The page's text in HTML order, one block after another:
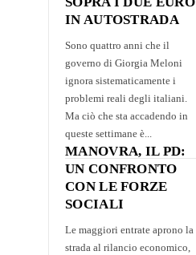
IN AUTOSTRADA
Sono quattro anni che il
governo di Giorgia Meloni
ignora sistematicamente i
problemi reali degli italiani.
Ma ciò che sta accadendo in
queste settimane è...
MANOVRA, IL PD:
UN CONFRONTO
CON LE FORZE
SOCIALI
Le maggiori entrate aprono la
strada al rilancio economico,